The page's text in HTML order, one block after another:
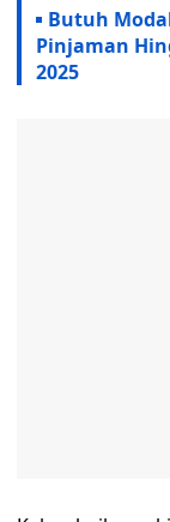
Butuh
Pinjaman
2025